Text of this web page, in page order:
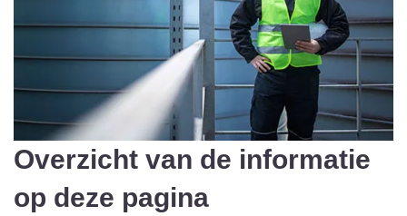
Overzicht van de informatie
op deze pagina